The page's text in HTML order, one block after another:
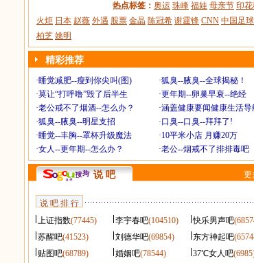
热点标签： 奥运 珠峰 福娃 母亲节 印
火炬 日本 赵薇 外遇 股票 金晶 陈冠希 谢霆锋 CNN 中国足球
柏芝 姚明
精彩推荐
·睡觉减肥--瘦到你尖叫(图) ·狐臭--腋臭--全球揭秘！
·莫让“打呼噜”毁了后半生 ·更年期--卵巢早衰--绝经
·老公戒不了烟酒--怎么办？ ·涵盖健康要闻健康生活导
·狐臭--腋臭--明星支招 ·口臭--口臭--拜拜了!
·睡觉--丰胸--罩杯升级魔法 ·10平米小店 月赚20万
·女人--更年期--怎么办？ ·老公--烟戒不了排排毒吧
说 吧 更
说 吧 排 行
上证指数(77445) 李宇春吧(104510) 快乐男声吧
苏醒吧(41523) 刘德华吧(69854) 东方神起吧
贴图吧(68789) 婚姻吧(78544) 37℃女人吧